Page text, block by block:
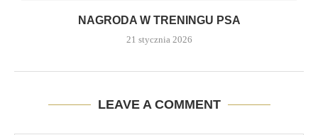
NAGRODA W TRENINGU PSA
21 stycznia 2026
LEAVE A COMMENT